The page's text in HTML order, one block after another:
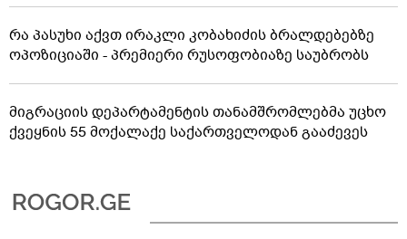
რა პასუხი აქვთ ირაკლი კობახიძის ბრალდებებზე
ოპოზიციაში - პრემიერი რუსოფობიაზე საუბრობს
მიგრაციის დეპარტამენტის თანამშრომლებმა უცხო
ქვეყნის 55 მოქალაქე საქართველოდან გააძევეს